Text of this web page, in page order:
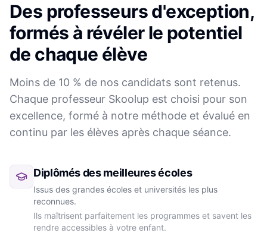
Des professeurs d'exception,
formés à révéler le potentiel
de chaque élève
Moins de 10 % de nos candidats sont retenus.
Chaque professeur Skoolup est choisi pour son
excellence, formé à notre méthode et évalué en
continu par les élèves après chaque séance.
Diplômés des meilleures écoles
Issus des grandes écoles et universités les plus
reconnues.
Ils maîtrisent parfaitement les programmes et savent les
rendre accessibles à votre enfant.